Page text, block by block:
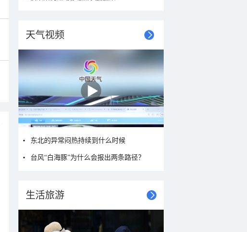
天气视频
东北的异常闷热持续到什么时候
台风“白海豚”为什么会报出两条路径？
生活旅游